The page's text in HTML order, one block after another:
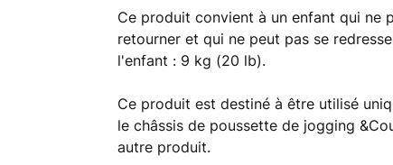
Ce produit convient à un enfant qui ne
retourner et qui ne peut pas se
l'enfant : 9 kg (20 lb).
Ce produit est destiné à être utilisé
le châssis de poussette de jogging
autre produit.